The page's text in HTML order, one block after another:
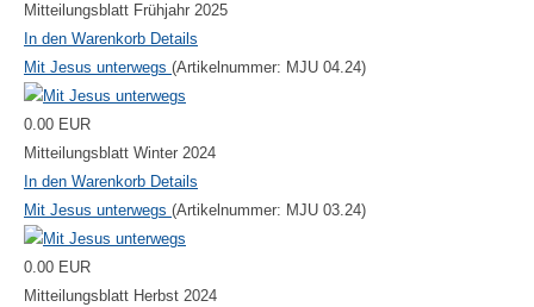
Mitteilungsblatt Frühjahr 2025
In den Warenkorb Details
Mit Jesus unterwegs (Artikelnummer: MJU 04.24)
0.00 EUR
Mitteilungsblatt Winter 2024
In den Warenkorb Details
Mit Jesus unterwegs (Artikelnummer: MJU 03.24)
0.00 EUR
Mitteilungsblatt Herbst 2024